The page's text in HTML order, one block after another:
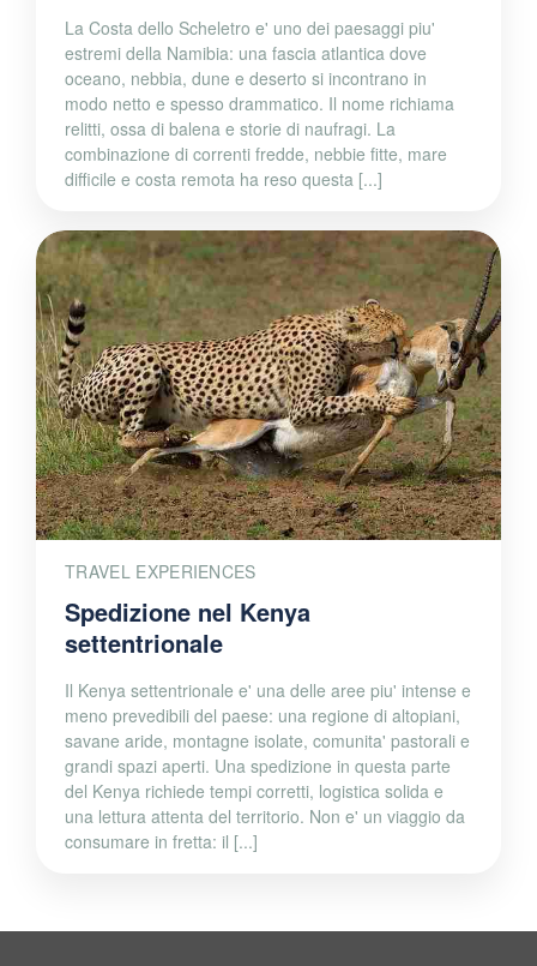
La Costa dello Scheletro e' uno dei paesaggi piu'
estremi della Namibia: una fascia atlantica dove
oceano, nebbia, dune e deserto si incontrano in
modo netto e spesso drammatico. Il nome richiama
relitti, ossa di balena e storie di naufragi. La
combinazione di correnti fredde, nebbie fitte, mare
difficile e costa remota ha reso questa [...]
TRAVEL EXPERIENCES
Spedizione nel Kenya
settentrionale
Il Kenya settentrionale e' una delle aree piu' intense e
meno prevedibili del paese: una regione di altopiani,
savane aride, montagne isolate, comunita' pastorali e
grandi spazi aperti. Una spedizione in questa parte
del Kenya richiede tempi corretti, logistica solida e
una lettura attenta del territorio. Non e' un viaggio da
consumare in fretta: il [...]